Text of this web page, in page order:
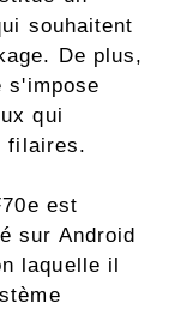
souhaitent
De plus,
s'impose
qui
filaires.
est
sur Android
laquelle il